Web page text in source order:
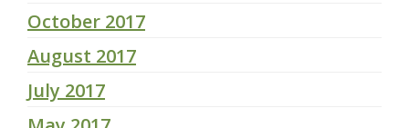
October 2017
August 2017
July 2017